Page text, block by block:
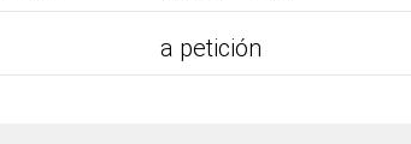
a petición